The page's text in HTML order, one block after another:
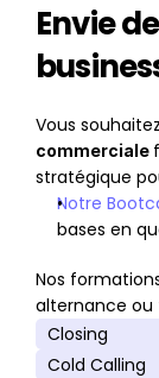
Envie
Vous souhaitez
commerciale
stratégique
Notre
bases en
Nos
alternance
Closing
Cold Calling